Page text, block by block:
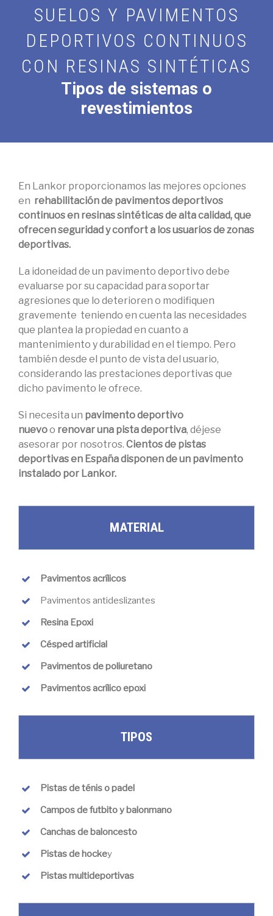
SUELOS Y PAVIMENTOS
DEPORTIVOS CONTINUOS
CON RESINAS SINTÉTICAS
Tipos de sistemas o
revestimientos
En Lankor proporcionamos las mejores opciones
en rehabilitación de pavimentos deportivos
continuos en resinas sintéticas de alta calidad, que
ofrecen seguridad y confort a los usuarios de zonas
deportivas.
La idoneidad de un pavimento deportivo debe
evaluarse por su capacidad para soportar
agresiones que lo deterioren o modifiquen
gravemente teniendo en cuenta las necesidades
que plantea la propiedad en cuanto a
mantenimiento y durabilidad en el tiempo. Pero
también desde el punto de vista del usuario,
considerando las prestaciones deportivas que
dicho pavimento le ofrece.
Si necesita un pavimento deportivo
nuevoo renovar una pista deportiva, déjese
asesorar por nosotros. Cientos de pistas
deportivas en España disponen de un pavimento
instalado por Lankor.
MATERIAL
Pavimentos acrílicos
Pavimentos antideslizantes
Resina Epoxi
Césped artificial
Pavimentos de poliuretano
Pavimentos acrílico epoxi
TIPOS
Pistas de ténis o padel
Campos de futbito y balonmano
Canchas de baloncesto
Pistas de hockey
Pistas multideportivas